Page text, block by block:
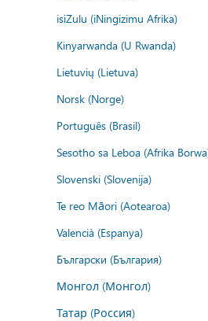
isiZulu (iNingizimu Afrika)
Kinyarwanda (U Rwanda)
Lietuvių (Lietuva)
Norsk (Norge)
Português (Brasil)
Sesotho sa Leboa (Afrika
Slovenski (Slovenija)
Te reo Māori (Aotearoa)
Valencià (Espanya)
Български (България)
Монгол (Монгол)
Татар (Россия)